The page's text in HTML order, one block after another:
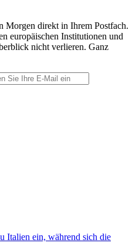
Morgen direkt in Ihrem Postfach.
europäischen Institutionen und
nicht verlieren. Ganz
Italien ein, während sich die